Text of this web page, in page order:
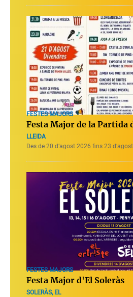
FESTES MAJORS
Festa Major de la Partida
LLEIDA
Des de 20 d’agost 2026 fins 23
FESTES MAJORS
Festa Major d'El Soleràs
SOLERÀS, EL